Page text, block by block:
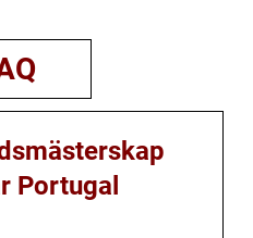
Portugal